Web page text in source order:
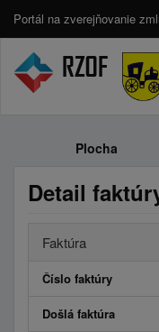
Portál na zverejňovanie
Plocha
Detail
Faktúra
Číslo faktúry
Došlá faktúra